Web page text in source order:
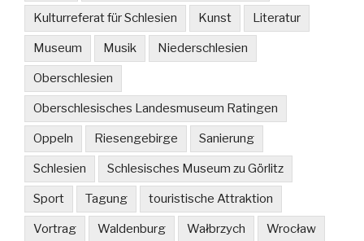
Kulturreferat für Schlesien Kunst Literatur
Museum Musik Niederschlesien
Oberschlesien
Oberschlesisches Landesmuseum Ratingen
Oppeln Riesengebirge Sanierung
Schlesien Schlesisches Museum zu Görlitz
Sport Tagung touristische Attraktion
Vortrag Waldenburg Wałbrzych Wrocław